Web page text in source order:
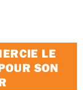
LE
SON